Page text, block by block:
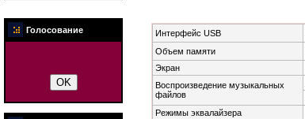
Голосование Интерфейс USB
Объем памяти
Экран
Воспроизведение музыкальных
файлов
Режимы эквалайзера